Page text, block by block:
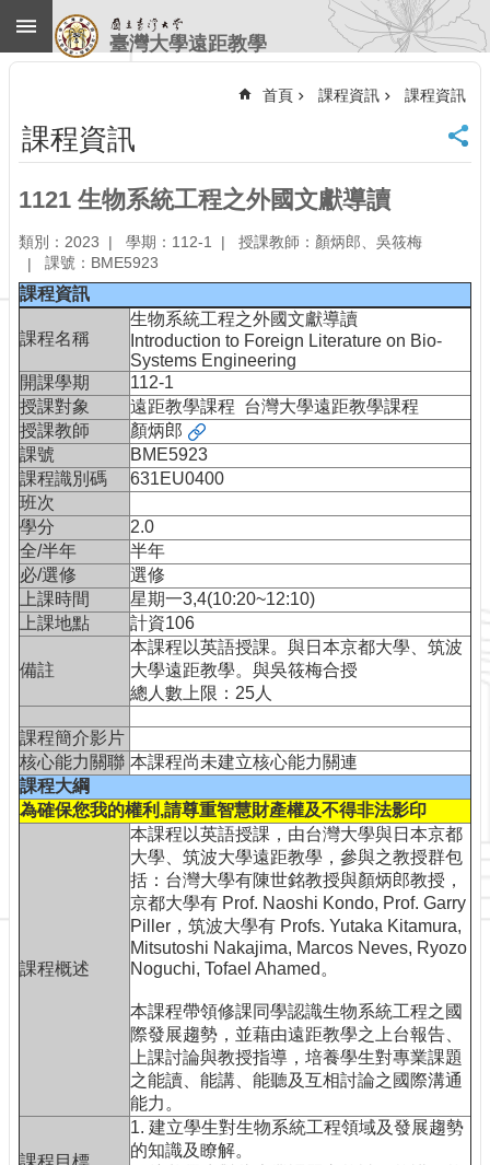
跳到主要內容區塊
尋
回
頁
臺
大
首
頁
計
首
頁
聯
絡
資
訊
網
站
導
覽
最
新
息
服
務
介
紹
訊
聯
臺灣大學遠距教學
首頁 課程資訊 課程資訊
課程資訊
1121 生物系統工程之外國文獻導讀
類別：2023 學期：112-1
授課教師：顏炳郎、吳筱梅
課號：BME5923
課程資訊
課程名稱
生物系統工程之外國文獻導讀
Introduction to Foreign Literature on Bio-
Systems Engineering
開課學期
112-1
授課對象
遠距教學課程 台灣大學遠距教學課程
授課教師
顏炳郎
課號
BME5923
課程識別碼
631EU0400
班次
學分
2.0
全/半年
半年
必/選修
選修
上課時間
星期一3,4(10:20~12:10)
上課地點
計資106
備註
本課程以英語授課。與日本京都大學、筑波
大學遠距教學。與吳筱梅合授
總人數上限：25人
課程簡介影片
核心能力關聯 本課程尚未建立核心能力關連
課程大綱
為確保您我的權利,請尊重智慧財產權及不得非法影印
課程概述
本課程以英語授課，由台灣大學與日本京都
大學、筑波大學遠距教學，參與之教授群包
括：台灣大學有陳世銘教授與顏炳郎教授，
京都大學有 Prof. Naoshi Kondo, Prof. Garry
Piller，筑波大學有 Profs. Yutaka Kitamura,
Mitsutoshi Nakajima, Marcos Neves, Ryozo
Noguchi, Tofael Ahamed。
本課程帶領修課同學認識生物系統工程之國
際發展趨勢，並藉由遠距教學之上台報告、
上課討論與教授指導，培養學生對專業課題
之能讀、能講、能聽及互相討論之國際溝通
能力。
1. 建立學生對生物系統工程領域及發展趨勢
的知識及瞭解。